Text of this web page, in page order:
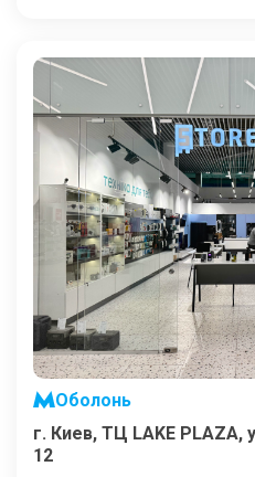
Оболонь
г. Киев, ТЦ LAKE PLAZA,
12